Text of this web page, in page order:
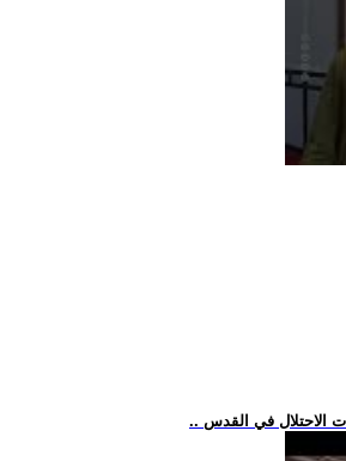
الاحتلال في القدس